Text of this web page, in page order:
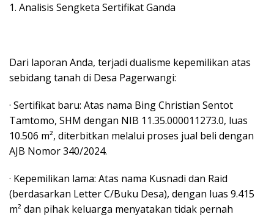
1. Analisis Sengketa Sertifikat Ganda
Dari laporan Anda, terjadi dualisme kepemilikan atas
sebidang tanah di Desa Pagerwangi:
· Sertifikat baru: Atas nama Bing Christian Sentot
Tamtomo, SHM dengan NIB 11.35.000011273.0, luas
10.506 m², diterbitkan melalui proses jual beli dengan
AJB Nomor 340/2024.
· Kepemilikan lama: Atas nama Kusnadi dan Raid
(berdasarkan Letter C/Buku Desa), dengan luas 9.415
m² dan pihak keluarga menyatakan tidak pernah